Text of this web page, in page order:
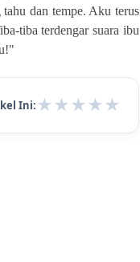
dan tempe. Aku terus
tiba terdengar suara ibu
Ini:★★★★★